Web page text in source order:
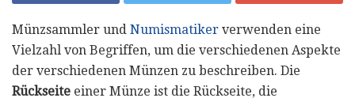
Münzsammler und Numismatiker verwenden eine
Vielzahl von Begriffen, um die verschiedenen Aspekte
der verschiedenen Münzen zu beschreiben. Die
Rückseite einer Münze ist die Rückseite, die